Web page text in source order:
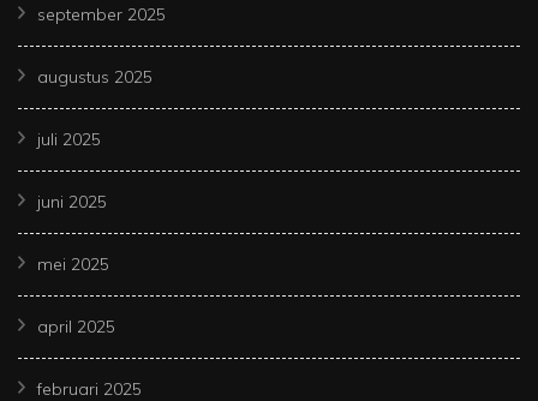
september 2025
augustus 2025
juli 2025
juni 2025
mei 2025
april 2025
februari 2025